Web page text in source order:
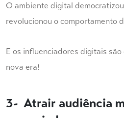
O ambiente digital
revolucionou o comportamento
E os influenciadores digitais
nova era!
3- Atrair audiência